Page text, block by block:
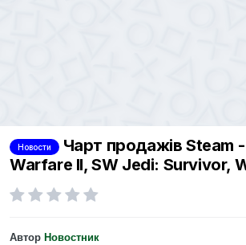
Новости
Чарт продажів Steam
Warfare II, SW Jedi: Survivor,
Автор Новостник